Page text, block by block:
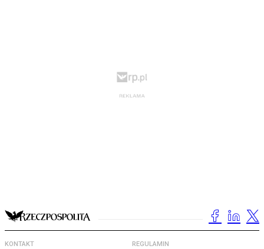
KONTAKT REGULAMIN